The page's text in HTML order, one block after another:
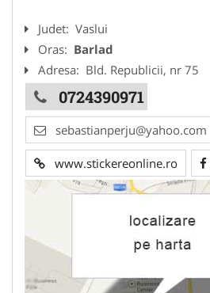
Judet: Vaslui
Oras: Barlad
Adresa: Bld. Republicii, nr 75
0724390971
sebastianperju@yahoo.com
www.stickereonline.ro